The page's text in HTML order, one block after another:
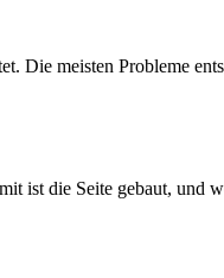
meisten Probleme
ist die Seite gebaut, und